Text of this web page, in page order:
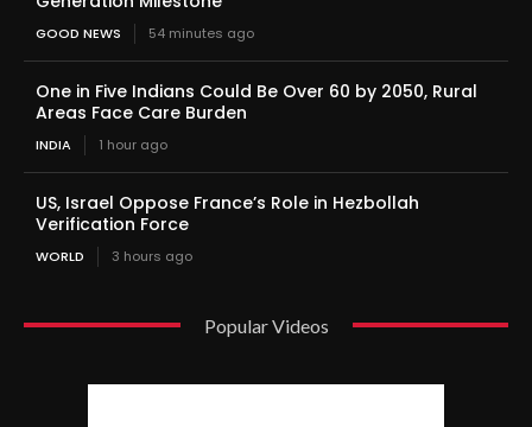
GOOD NEWS 54 minutes ago
One in Five Indians Could Be Over 60 by 2050, Rural
Areas Face Care Burden
INDIA 1 hour ago
US, Israel Oppose France’s Role in Hezbollah
Verification Force
WORLD 3 hours ago
Popular Videos